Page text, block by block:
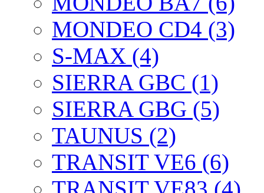
MONDEO CD4 (3)
S-MAX (4)
SIERRA GBC (1)
SIERRA GBG (5)
TAUNUS (2)
TRANSIT VE6 (6)